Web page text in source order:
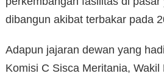
dibangun akibat terbakar pada
Adapun jajaran dewan yang
Komisi C Sisca Meritania, Wakil